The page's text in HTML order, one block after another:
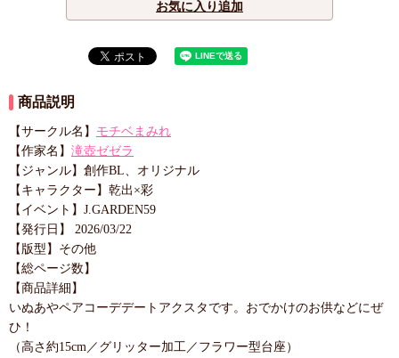
お気に入り追加
商品説明
【サークル名】 モチベまみれ
【作家名】 滝壺ゼゼラ
【ジャンル】創作BL、オリジナル
【キャラクター】乾出×彩
【イベント】J.GARDEN59
【発行日】 2026/03/22
【版型】その他
【総ページ数】
【商品詳細】
いぬあやペアコーデデートアクスタです。おでかけのお供などにぜ
ひ！
（高さ約15cm／グリッター加工／フラワー型台座）